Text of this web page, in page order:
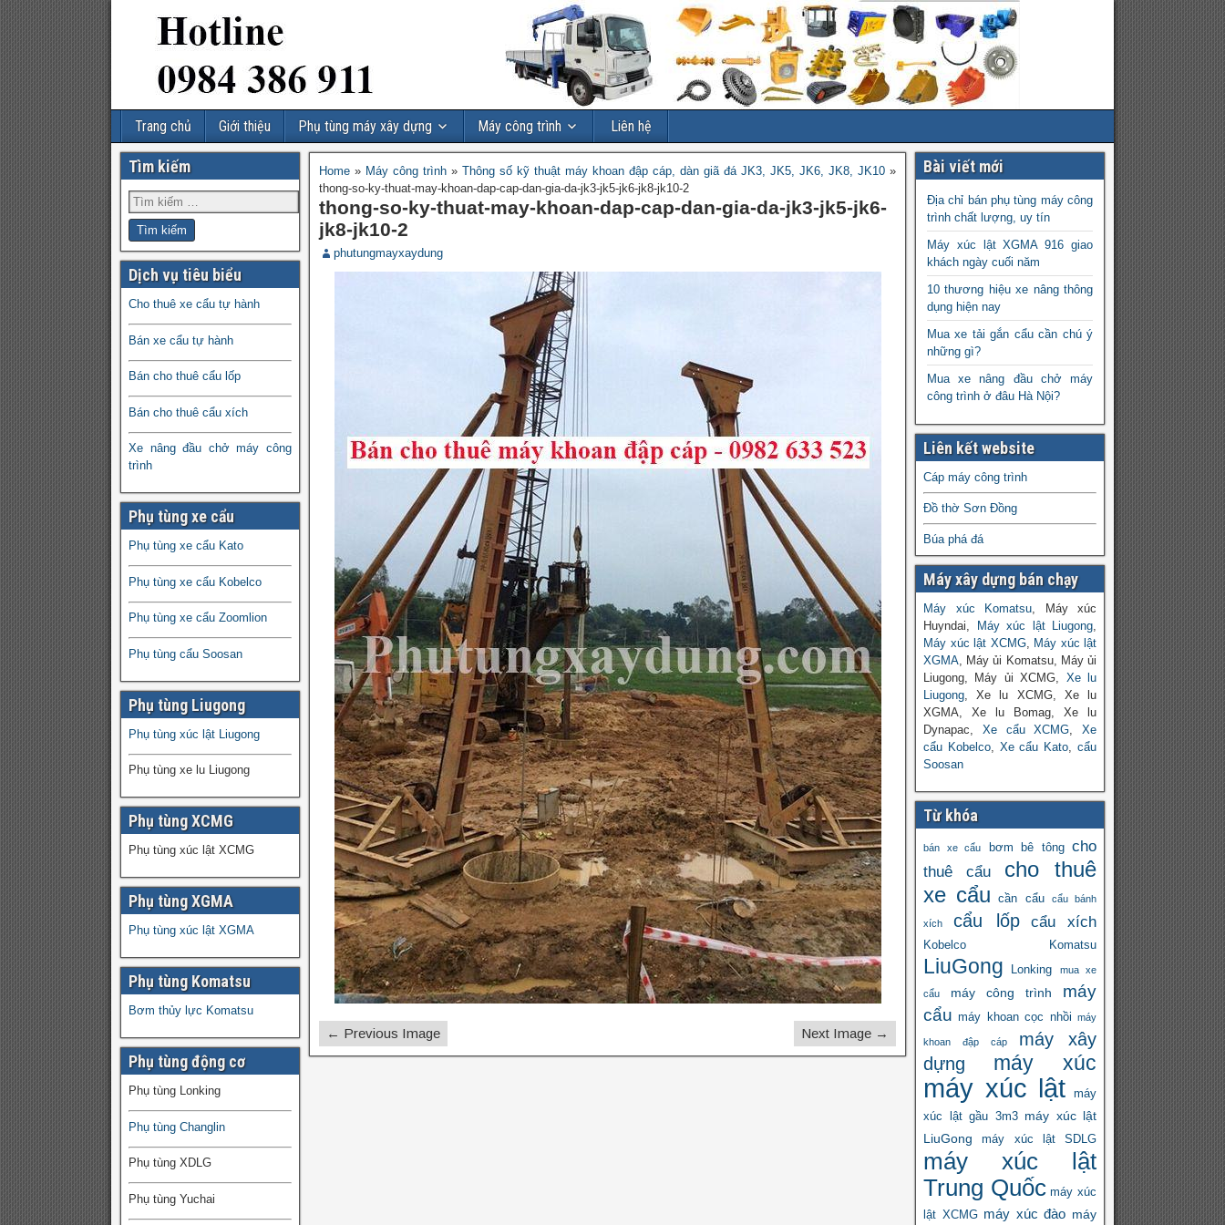
Trang chủ Giới thiệu Phụ tùng máy xây dựng Máy công trình Liên hệ
Home » Máy công trình »Thông số kỹ thuật máy khoan đập cáp, dàn giã đá JK3, JK5, JK6, JK8, JK10 »
thong-so-ky-thuat-may-khoan-dap-cap-dan-gia-da-jk3-jk5-jk6-jk8-jk10-2
thong-so-ky-thuat-may-khoan-dap-cap-dan-gia-da-jk3-jk5-jk6-
jk8-jk10-2
phutungmayxaydung
← Previous Image Next Image →
Tìm kiếm
Dịch vụ tiêu biểu
Cho thuê xe cẩu tự hành
Bán xe cẩu tự hành
Bán cho thuê cẩu lốp
Bán cho thuê cẩu xích
Xe nâng đầu chở máy công
trình
Phụ tùng xe cẩu
Phụ tùng xe cẩu Kato
Phụ tùng xe cẩu Kobelco
Phụ tùng xe cẩu Zoomlion
Phụ tùng cẩu Soosan
Phụ tùng Liugong
Phụ tùng xúc lật Liugong
Phụ tùng xe lu Liugong
Phụ tùng XCMG
Phụ tùng xúc lật XCMG
Phụ tùng XGMA
Phụ tùng xúc lật XGMA
Phụ tùng Komatsu
Bơm thủy lực Komatsu
Phụ tùng động cơ
Phụ tùng Lonking
Phụ tùng Changlin
Phụ tùng XDLG
Phụ tùng Yuchai
Bài viết mới
Địa chỉ bán phụ tùng máy công
trình chất lượng, uy tín
Máy xúc lật XGMA 916 giao
khách ngày cuối năm
10 thương hiệu xe nâng thông
dụng hiện nay
Mua xe tải gắn cẩu cần chú ý
những gì?
Mua xe nâng đầu chở máy
công trình ở đâu Hà Nội?
Liên kết website
Cáp máy công trình
Đồ thờ Sơn Đồng
Búa phá đá
Máy xây dựng bán chạy
Máy xúc Komatsu, Máy xúc
Huyndai,
Máy xúc lật Liugong,
Máy xúc lật XCMG, Máy xúc lật
XGMA, Máy ủi Komatsu, Máy ủi
Liugong, Máy ủi XCMG, Xe lu
Liugong, Xe lu XCMG, Xe lu
XGMA, Xe lu Bomag, Xe lu
Dynapac, Xe cẩu XCMG, Xe
cẩu Kobelco, Xe cẩu Kato,cẩu
Soosan
Từ khóa
bán xe cẩu bơm bê tông
cho
thuê cẩu
cho thuê
xe cẩu
cần cẩu cẩu bánh
xích cẩu lốp cẩu xích
Kobelco Komatsu
LiuGong Lonking mua xe
cẩu máy công trình
máy
cẩu máy khoan cọc nhồi máy
khoan đập cáp
máy xây
dựng
máy xúc
máy xúc lật
máy
xúc lật gầu 3m3
máy xúc lật
LiuGong
máy xúc lật SDLG
máy xúc lật
Trung Quốc máy xúc
lật XCMG máy xúc đào máy